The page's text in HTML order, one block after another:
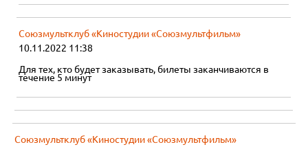
Союзмультклуб «Киностудии «Союзмультфильм»
10.11.2022 11:38
Для тех, кто будет заказывать, билеты заканчиваются в
течение 5 минут
Союзмультклуб «Киностудии «Союзмультфильм»